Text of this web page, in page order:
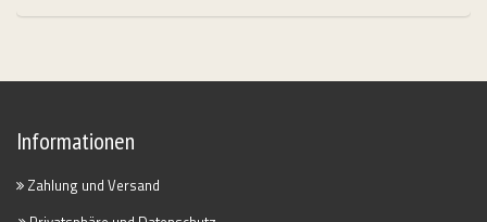
Informationen
Zahlung und Versand